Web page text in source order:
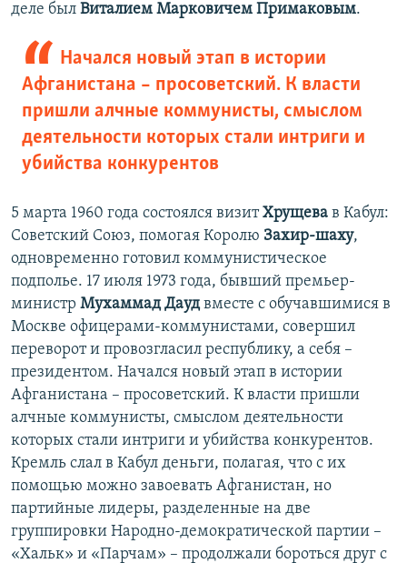
деле был Виталием Марковичем Примаковым.
Начался новый этап в истории
Афганистана – просоветский. К власти
пришли алчные коммунисты, смыслом
деятельности которых стали интриги и
убийства конкурентов
5 марта 1960 года состоялся визитХрущева в Кабул:
Советский Союз, помогая Королю Захир-шаху,
одновременно готовил коммунистическое
подполье. 17 июля 1973 года, бывший премьер-
министр Мухаммад Даудвместе с обучавшимися в
Москве офицерами-коммунистами, совершил
переворот и провозгласил республику, а себя –
президентом. Начался новый этап в истории
Афганистана – просоветский. К власти пришли
алчные коммунисты, смыслом деятельности
которых стали интриги и убийства конкурентов.
Кремль слал в Кабул деньги, полагая, что с их
помощью можно завоевать Афганистан, но
партийные лидеры, разделенные на две
группировки Народно-демократической партии –
«Хальк» и «Парчам» – продолжали бороться друг с